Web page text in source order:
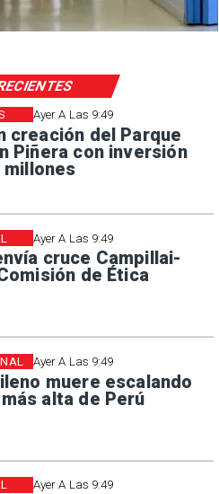
Ayer A Las 9:49
creación del Parque
Piñera con inversión
millones
Ayer A Las 9:49
cruce Campillai-
de Ética
Ayer A Las 9:49
muere escalando
alta de Perú
Ayer A Las 9:49